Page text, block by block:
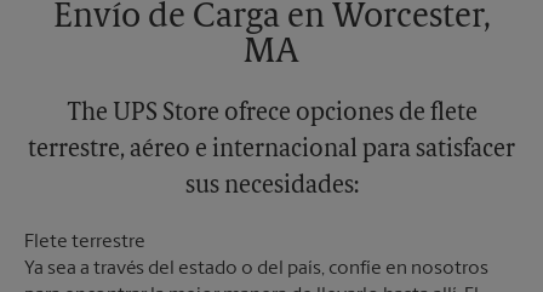
Envío de Carga en Worcester,
MA
The UPS Store ofrece opciones de flete
terrestre, aéreo e internacional para satisfacer
sus necesidades:
Flete terrestre
Ya sea a través del estado o del país, confíe en nosotros